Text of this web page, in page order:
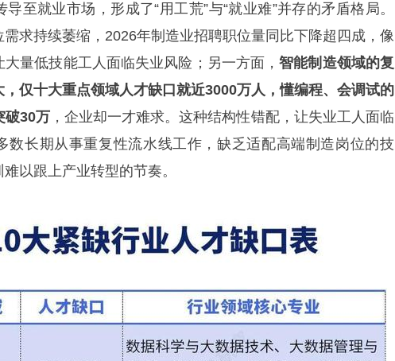
至就业市场，形成了“用工荒”与“就业难”并存的矛盾格局。
求持续萎缩，2026年制造业招聘职位量同比下降超四成，像
量低技能工人面临失业风险；另一方面，智能制造领域的复
仅十大重点领域人才缺口就近3000万人，懂编程、会调试的
破30万，企业却一才难求。这种结构性错配，让失业工人面临
数长期从事重复性流水线工作，缺乏适配高端制造岗位的技
以跟上产业转型的节奏。